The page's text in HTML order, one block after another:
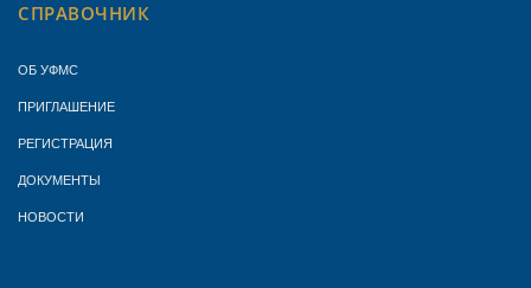
СПРАВОЧНИК
ОБ УФМС
ПРИГЛАШЕНИЕ
РЕГИСТРАЦИЯ
ДОКУМЕНТЫ
НОВОСТИ